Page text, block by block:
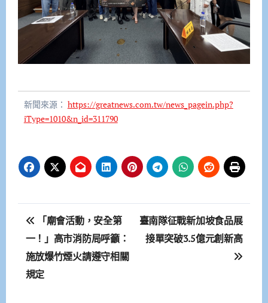
新聞來源： https://greatnews.com.tw/news_pagein.php?
iType=1010&n_id=311790
文
章
導
「廟會活動，安全第
一！」高市消防局呼籲：
施放爆竹煙火請遵守相關
規定
臺南隊征戰新加坡食品展
接單突破3.5億元創新高